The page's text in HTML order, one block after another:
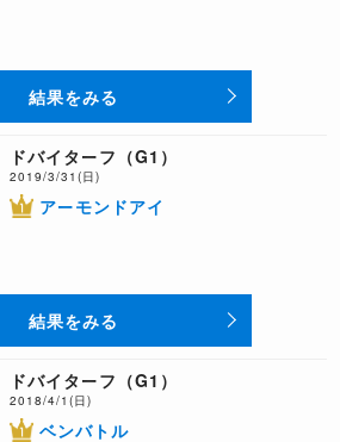
結果をみる
ドバイターフ（G1）
2019/3/31(日)
アーモンドアイ
結果をみる
ドバイターフ（G1）
2018/4/1(日)
ベンバトル